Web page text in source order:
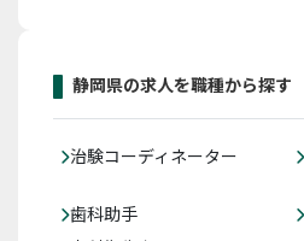
静岡県の求人を職種から探す
治験コーディネーター
歯科助手